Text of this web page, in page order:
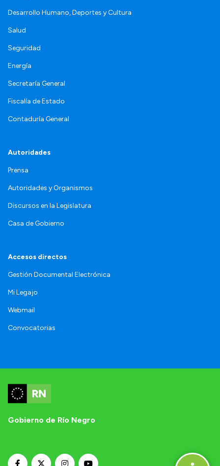
Desarrollo Humano, Deportes y Cultura
Salud
Seguridad
Energía
Secretaría General
Fiscalía de Estado
Contaduría General
Autoridades
Prensa
Autoridades y Organismos
Discursos en la Legislatura
Casa de Gobierno
Accesos directos
Gestión Documental Electrónica
Mi Legajo
Webmail
Convocatorias
Gobierno de Río Negro